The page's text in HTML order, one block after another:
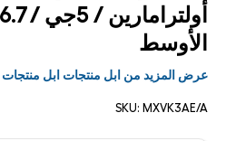
الأوسط
عرض المزيد من ابل منتجات ابل منتجات
SKU: MXVK3AE/A